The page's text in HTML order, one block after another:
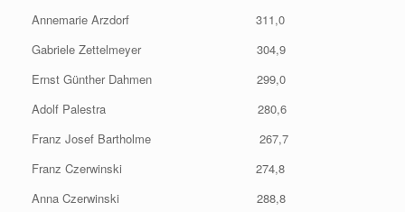
Annemarie Arzdorf 311,0
Gabriele Zettelmeyer 304,9
Ernst Günther Dahmen 299,0
Adolf Palestra 280,6
Franz Josef Bartholme 267,7
Franz Czerwinski 274,8
Anna Czerwinski 288,8